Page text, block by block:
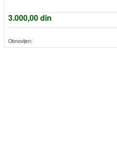
3.000,00din
Obnovljen: